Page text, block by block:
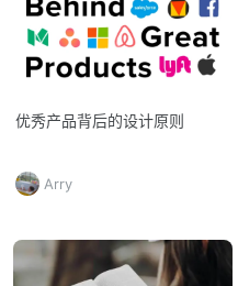
优秀产品背后的设计原则
Arry